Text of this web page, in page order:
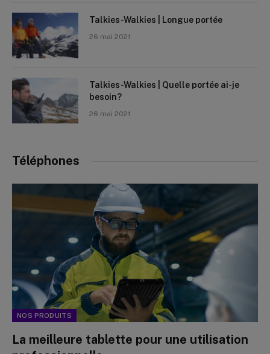
Talkies-Walkies | Longue portée
26 mai 2021
Talkies-Walkies | Quelle portée ai-je
besoin?
26 mai 2021
Téléphones
NOS PRODUITS
La meilleure tablette pour une utilisation